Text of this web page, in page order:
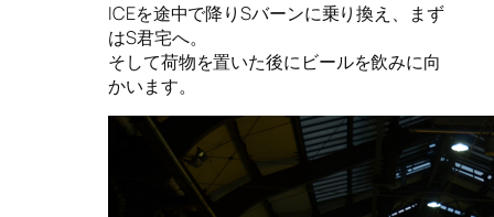
ICEを途中で降りSバーンに乗り換え、まず
はS君宅へ。
そして荷物を置いた後にビールを飲みに向
かいます。